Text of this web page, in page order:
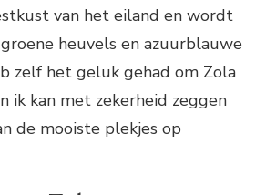
van het eiland en wordt
heuvels en azuurblauwe
zelf het geluk gehad om Zola
ik kan met zekerheid zeggen
de mooiste plekjes op